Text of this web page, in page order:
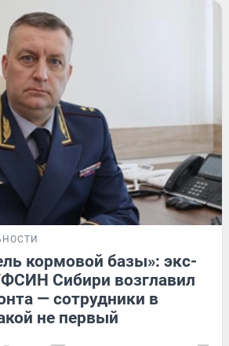
кормовой базы»: экс-
Сибири возглавил
— сотрудники в
не первый